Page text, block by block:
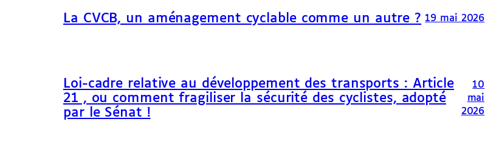
La CVCB, un aménagement cyclable comme un autre ? 19 mai 2026
Loi-cadre relative au développement des transports : Article
21 , ou comment fragiliser la sécurité des cyclistes, adopté
par le Sénat !
10
mai
2026